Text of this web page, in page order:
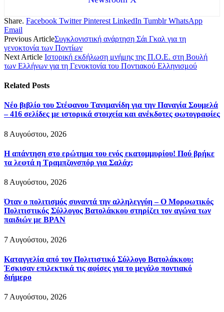
Share. Facebook Twitter Pinterest LinkedIn Tumblr WhatsApp
Email
Previous ArticleΣυγκλονιστική ανάρτηση Σάι Γκαλ για τη
γενοκτονία των Ποντίων
Next Article Ιστορική εκδήλωση μνήμης της Π.Ο.Ε. στη Βουλή
των Ελλήνων για τη Γενοκτονία του Ποντιακού Ελληνισμού
Related Posts
Νέο βιβλίο του Στέφανου Τανιμανίδη για την Παναγία Σουμελά
– 416 σελίδες με ιστορικά στοιχεία και ανέκδοτες φωτογραφίες
8 Αυγούστου, 2026
Η απάντηση στο ερώτημα του ενός εκατομμυρίου! Πού βρήκε
τα λεφτά η Τραμπζονσπόρ για Σαλάχ;
8 Αυγούστου, 2026
Όταν ο πολιτισμός συναντά την αλληλεγγύη – Ο Μορφωτικός
Πολιτιστικός Σύλλογος Βατολάκκου στηρίζει τον αγώνα των
παιδιών με BPAN
7 Αυγούστου, 2026
Καταγγελία από τον Πολιτιστικό Σύλλογο Βατολάκκου:
Έσκισαν επιλεκτικά τις αφίσες για το μεγάλο ποντιακό
διήμερο
7 Αυγούστου, 2026